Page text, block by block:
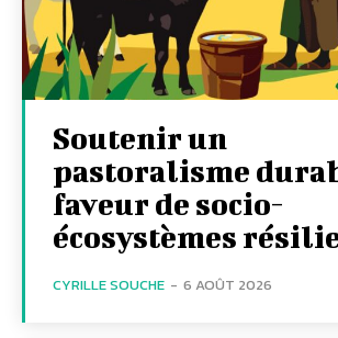
Soutenir un
pastoralisme
faveur de socio-
écosystèmes
CYRILLE SOUCHE - 6 AOÛT 2026